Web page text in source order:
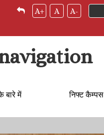
A+ A A-
बारे में निफ्ट कैम्‍पस